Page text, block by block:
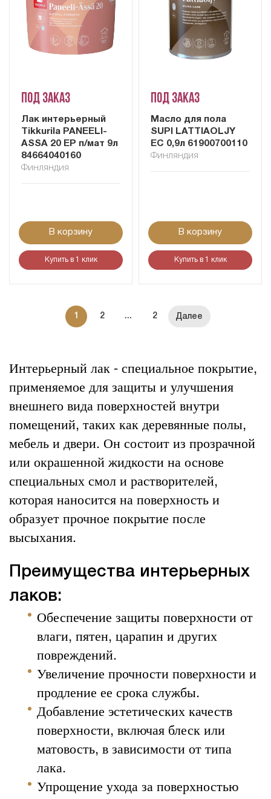
Под заказ
Лак интерьерный
Tikkurila PANEELI-
ASSA 20 EP п/мат 9л
84664040160
Финляндия
В корзину
Купить в 1 клик
Под заказ
Масло для пола
SUPI LATTIAOLJY
EC 0,9л 61900700110
Финляндия
В корзину
Купить в 1 клик
1 2 ... 2
Интерьерный лак - специальное покрытие,
применяемое для защиты и улучшения
внешнего вида поверхностей внутри
помещений, таких как деревянные полы,
мебель и двери. Он состоит из прозрачной
или окрашенной жидкости на основе
специальных смол и растворителей,
которая наносится на поверхность и
образует прочное покрытие после
высыхания.
Преимущества интерьерных
лаков:
Обеспечение защиты поверхности от
влаги, пятен, царапин и других
повреждений.
Увеличение прочности поверхности и
продление ее срока службы.
Добавление эстетических качеств
поверхности, включая блеск или
матовость, в зависимости от типа
лака.
Упрощение ухода за поверхностью